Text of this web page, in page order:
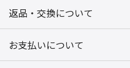
返品・交換について
お支払いについて